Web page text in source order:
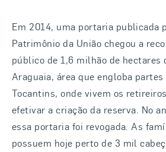
Em 2014, uma portaria publicada
Patrimônio da União chegou a
público de 1,6 milhão de hectares
Araguaia, área que engloba
Tocantins, onde vivem os
efetivar a criação da reserva. No
essa portaria foi revogada. As
possuem hoje perto de 3 mil